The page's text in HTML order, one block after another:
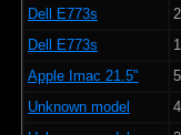
Dell E773s
Dell E773s
Apple Imac 21.5"
Unknown model